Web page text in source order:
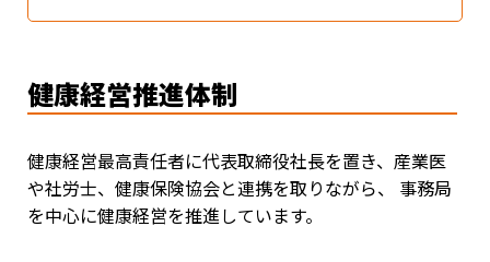
健康経営推進体制
健康経営最高責任者に代表取締役社長を置き、産業医
や社労士、健康保険協会と連携を取りながら、 事務局
を中心に健康経営を推進しています。